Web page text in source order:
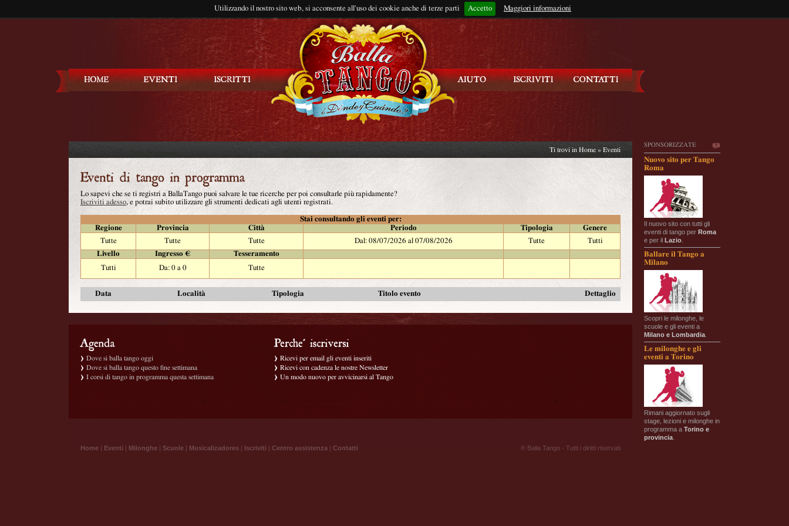
Utilizzando il nostro sito web, si acconsente all'uso dei cookie anche di terze parti Accetto Maggiori informazioni
Rimani connesso?
SPONSORIZZATE
Nuovo sito per Tango
Roma
Il nuovo sito con tutti gli
eventi di tango per Roma
e per il Lazio
Ballare il Tango a
Milano
Scopri le milonghe, le
scuole e gli eventi a
Milano e Lombardia
Le milonghe e gli
eventi a Torino
Rimani aggiornato sugli
stage, lezioni e milonghe in
programma a Torino e
provincia
Ti trovi in Home » Eventi
Lo sapevi che se ti registri a BallaTango puoi salvare le tue ricerche per poi consultarle più rapidamente?
Iscriviti adesso, e potrai subito utilizzare gli strumenti dedicati agli utenti registrati.
Stai consultando gli eventi per:
Regione
Provincia Città Periodo Tipologia
Genere
Tutte
Tutte Tutte Dal: 08/07/2026 al 07/08/2026 Tutte
Tutti
Livello
Ingresso €
Tesseramento
Tutti
Da: 0 a 0 Tutte
Data Località Tipologia Titolo evento Dettaglio
Dove si balla tango oggi
Dove si balla tango questo fine settimana
I corsi di tango in programma questa settimana
Ricevi per email gli eventi inseriti
Ricevi con cadenza le nostre Newsletter
Un modo nuovo per avvicinarsi al Tango
Home | Eventi | Milonghe | Scuole | Musicalizadores | Iscriviti | Centro assistenza | Contatti ® Balla Tango - Tutti i diritti riservati